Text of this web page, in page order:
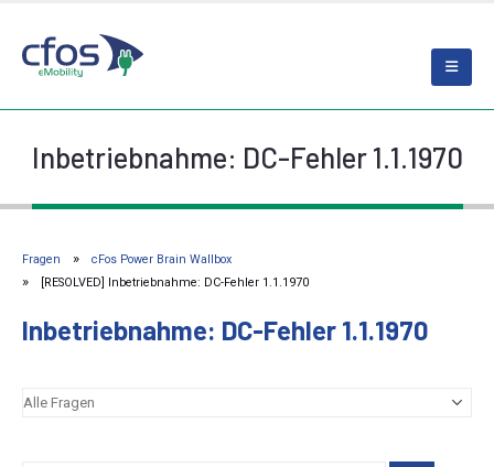
Inbetriebnahme: DC-Fehler 1.1.1970
Fragen
cFos Power Brain Wallbox
[RESOLVED] Inbetriebnahme: DC-Fehler 1.1.1970
Inbetriebnahme: DC-Fehler 1.1.1970